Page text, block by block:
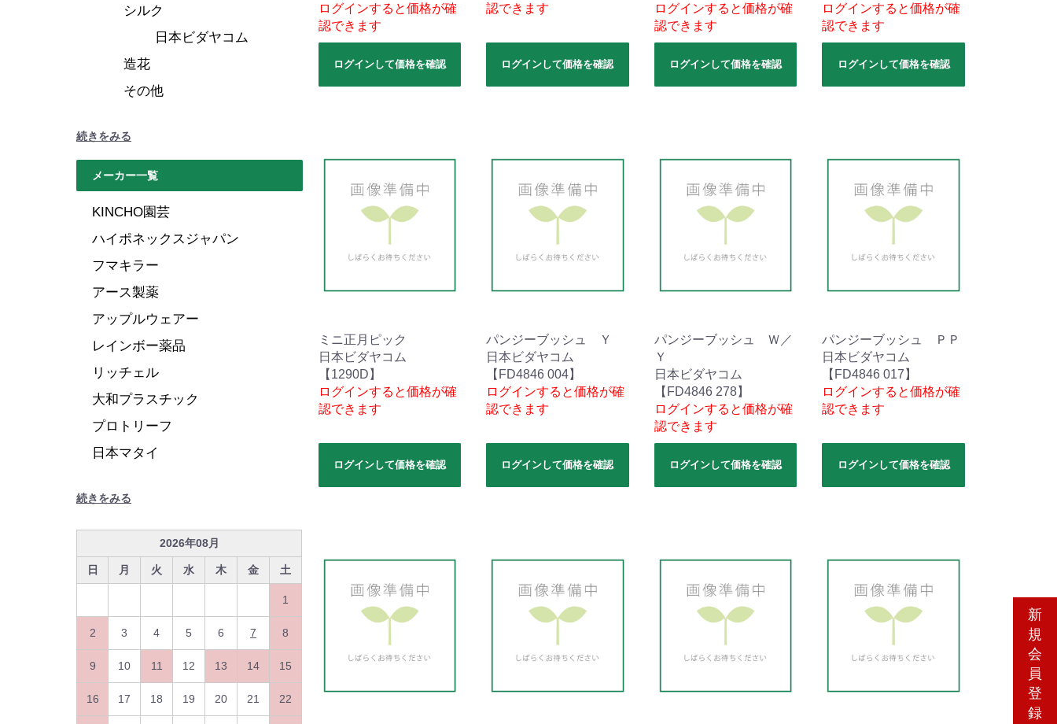
シルク
日本ビダヤコム
造花
その他
続きをみる
メーカー一覧
KINCHO園芸
ハイポネックスジャパン
フマキラー
アース製薬
アップルウェアー
レインボー薬品
リッチェル
大和プラスチック
プロトリーフ
日本マタイ
続きをみる
2026年08月
日 月 火 水 木 金 土
1
2 3 4 5 6 7 8
9 10 11 12 13 14 15
16 17 18 19 20 21 22
ログインすると価格が確
認できます
ログインして価格を確認
認できます
ログインして価格を確認
ログインすると価格が確
認できます
ログインして価格を確認
ログインすると価格が確
認できます
ログインして価格を確認
ミニ正月ピック
日本ビダヤコム
【1290D】
ログインすると価格が確
認できます
ログインして価格を確認
パンジーブッシュ Ｙ
日本ビダヤコム
【FD4846 004】
ログインすると価格が確
認できます
ログインして価格を確認
パンジーブッシュ Ｗ／
Ｙ
日本ビダヤコム
【FD4846 278】
ログインすると価格が確
認できます
ログインして価格を確認
パンジーブッシュ ＰＰ
日本ビダヤコム
【FD4846 017】
ログインすると価格が確
認できます
ログインして価格を確認
新
規
会
員
登
録